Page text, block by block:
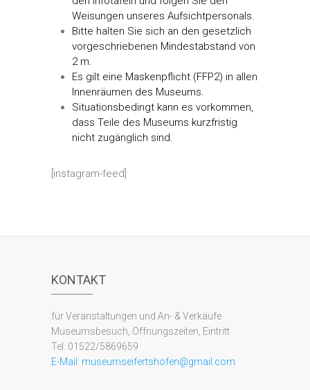
Weisungen unseres Aufsichtpersonals.
Bitte halten Sie sich an den gesetzlich
vorgeschriebenen Mindestabstand von
2 m.
Es gilt eine Maskenpflicht (FFP2) in allen
Innenräumen des Museums.
Situationsbedingt kann es vorkommen,
dass Teile des Museums kurzfristig
nicht zugänglich sind.
[instagram-feed]
KONTAKT
für Veranstaltungen und An- & Verkäufe
Museumsbesuch, Öffnungszeiten, Eintritt
Tel. 01522/5869659
E-Mail: museumseifertshofen@gmail.com